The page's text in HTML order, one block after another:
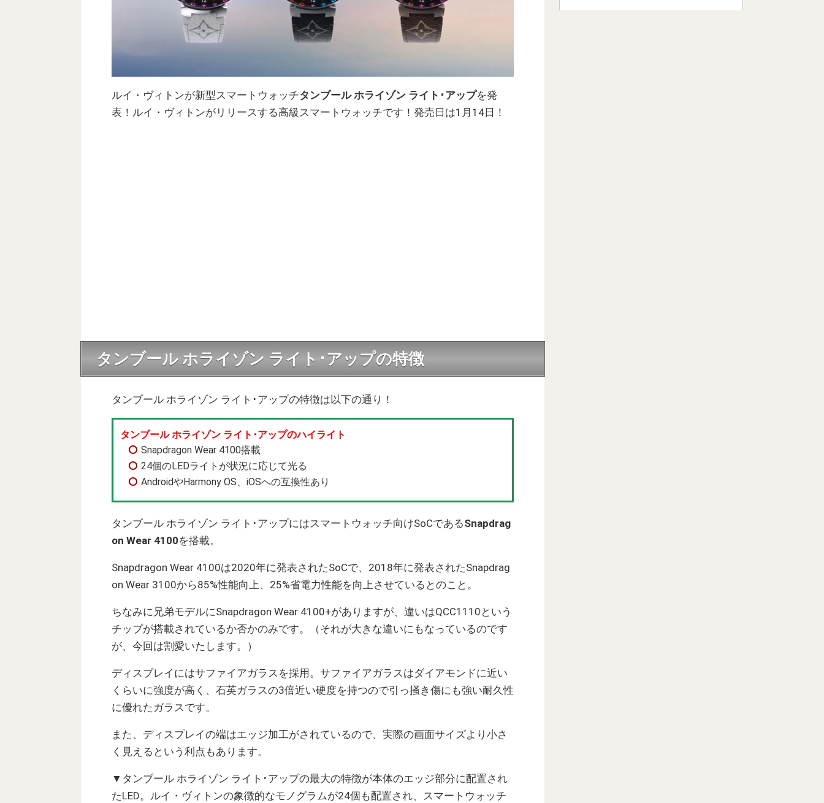
ルイ・ヴィトンが新型スマートウォッチタンブール ホライゾン ライト･アップを発
表！ルイ・ヴィトンがリリースする高級スマートウォッチです！発売日は1月14日！
タンブール ホライゾン ライト･アップの特徴
タンブール ホライゾン ライト･アップの特徴は以下の通り！
タンブール ホライゾン ライト･アップのハイライト
Snapdragon Wear 4100搭載
24個のLEDライトが状況に応じて光る
AndroidやHarmony OS、iOSへの互換性あり
タンブール ホライゾン ライト･アップにはスマートウォッチ向けSoCであるSnapdrag
on Wear 4100を搭載。
Snapdragon Wear 4100は2020年に発表されたSoCで、2018年に発表されたSnapdrag
on Wear 3100から85%性能向上、25%省電力性能を向上させているとのこと。
ちなみに兄弟モデルにSnapdragon Wear 4100+がありますが、違いはQCC1110という
チップが搭載されているか否かのみです。（それが大きな違いにもなっているのです
が、今回は割愛いたします。）
ディスプレイにはサファイアガラスを採用。サファイアガラスはダイアモンドに近い
くらいに強度が高く、石英ガラスの3倍近い硬度を持つので引っ掻き傷にも強い耐久性
に優れたガラスです。
また、ディスプレイの端はエッジ加工がされているので、実際の画面サイズより小さ
く見えるという利点もあります。
▼タンブール ホライゾン ライト･アップの最大の特徴が本体のエッジ部分に配置され
たLED。ルイ・ヴィトンの象徴的なモノグラムが24個も配置され、スマートウォッチ